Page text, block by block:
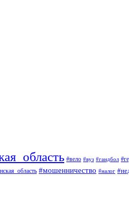
#вело #вуз #гандбол
#мошенничество #налог